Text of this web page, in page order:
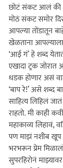
छोटं संकट आलं की आपण
मोठं संकट समोर
आपल्या तोंडातून
खेळताना
‘आई गं‌’ हे शब्द येतात पण रस्त्यावरून जाताना
एखादा ट्रक
धडक होणार असं
‘बाप रे!’ असे शब्द
साहित्य लिहिलं
राहतो. मी काही
महाकाव्य लिहावं,
पण माझं नशीब
भरभरून प्रेम मिळालं.
सुपरहिरोनं